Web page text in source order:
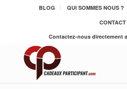
BLOG QUI SOMMES NOUS ?
CONTACT
Contactez-nous directement